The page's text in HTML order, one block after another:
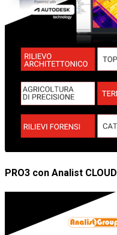
PRO3 con Analist CLOUD